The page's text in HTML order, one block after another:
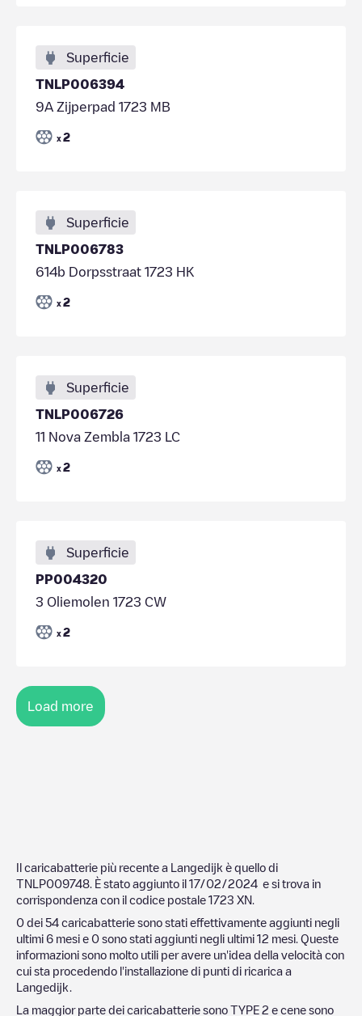
Superficie
TNLP006394
9A Zijperpad 1723 MB
x 2
Superficie
TNLP006783
614b Dorpsstraat 1723 HK
x 2
Superficie
TNLP006726
11 Nova Zembla 1723 LC
x 2
Superficie
PP004320
3 Oliemolen 1723 CW
x 2
Load more
Il caricabatterie più recente a Langedijk è quello di
TNLP009748 . È stato aggiunto il 17/02/2024 e si trova in
corrispondenza con il codice postale 1723 XN
0 dei 54 caricabatterie sono stati effettivamente aggiunti negli
ultimi 6 mesi e 0 sono stati aggiunti negli ultimi 12 mesi. Queste
informazioni sono molto utili per avere un'idea della velocità con
cui sta procedendo l'installazione di punti di ricarica a
Langedijk
La maggior parte dei caricabatterie sono TYPE 2 e cene sono